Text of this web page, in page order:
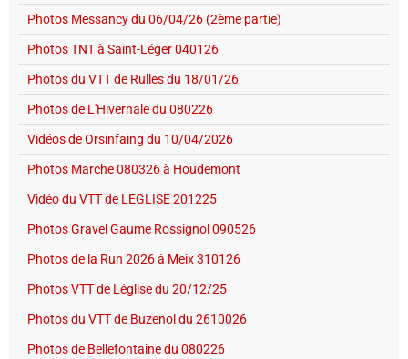
Photos Messancy du 06/04/26 (2ème partie)
Photos TNT à Saint-Léger 040126
Photos du VTT de Rulles du 18/01/26
Photos de L'Hivernale du 080226
Vidéos de Orsinfaing du 10/04/2026
Photos Marche 080326 à Houdemont
Vidéo du VTT de LEGLISE 201225
Photos Gravel Gaume Rossignol 090526
Photos de la Run 2026 à Meix 310126
Photos VTT de Léglise du 20/12/25
Photos du VTT de Buzenol du 2610026
Photos de Bellefontaine du 080226